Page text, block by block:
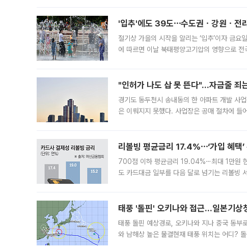
'입추'에도 39도⋯수도권ㆍ강원ㆍ전
절기상 가을의 시작을 알리는 ‘입추’이자 금
에 따르면 이날 북태평양고기압의 영향으로
"인허가 나도 삽 못 뜬다"…자금줄
경기도 동두천시 송내동의 한 아파트 개발 사
은 이뤄지지 못했다. 사업장은 공매 절차에
리볼빙 평균금리 17.4%⋯‘가입 혜택’
700점 이하 평균금리 19.04%⋯최대 1만원
도 카드대금 일부를 다음 달로 넘기는 리볼빙
태풍 '돌핀' 오키나와 접근…일본기상
태풍 돌핀 예상경로, 오키나와 지나 중국 동
와 남해상 높은 물결현재 태풍 위치는 어디?